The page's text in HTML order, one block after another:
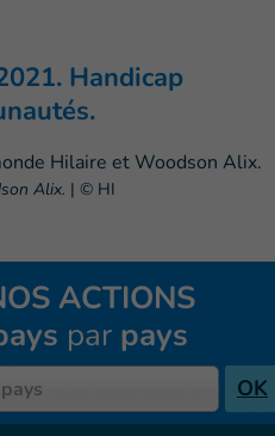
Handicap
Alix. | © HI
ACTIONS
par pays
OK